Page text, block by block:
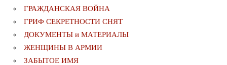
ГРАЖДАНСКАЯ ВОЙНА
ГРИФ СЕКРЕТНОСТИ СНЯТ
ДОКУМЕНТЫ и МАТЕРИАЛЫ
ЖЕНЩИНЫ В АРМИИ
ЗАБЫТОЕ ИМЯ